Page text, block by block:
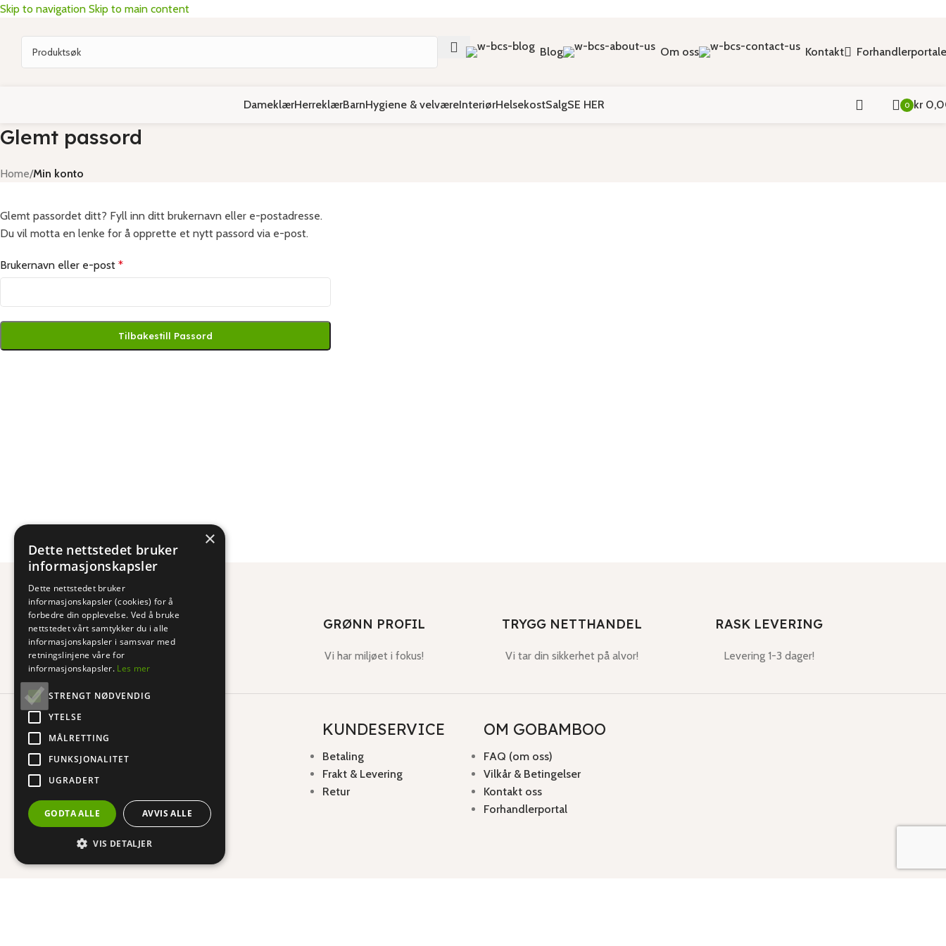
Skip to navigation Skip to main content
Blog Om oss Kontakt
DameklærHerreklærBarnHygiene & velværeInteriørHelsekostSalgSE HER 0 kr
Glemt passord
Home/Min konto
Glemt passordet ditt? Fyll inn ditt brukernavn eller e-postadresse.
Du vil motta en lenke for å opprette et nytt passord via e-post.
Brukernavn eller e-post *
Tilbakestill Passord
FRI FRAKT GRØNN PROFIL
Vi har miljøet i fokus!
TRYGG NETTHANDEL
Vi tar din sikkerhet på alvor!
RASK LEVERING
Levering 1-3 dager!
KUNDESERVICE
Betaling
Frakt & Levering
Retur
OM GOBAMBOO
FAQ (om oss)
Vilkår & Betingelser
Kontakt oss
Forhandlerportal
×
Dette nettstedet bruker
informasjonskapsler
Dette nettstedet bruker
informasjonskapsler (cookies) for å
forbedre din opplevelse. Ved å bruke
nettstedet vårt samtykker du i alle
informasjonskapsler i samsvar med
retningslinjene våre for
informasjonskapsler. Les mer
STRENGT NØDVENDIG
YTELSE
MÅLRETTING
FUNKSJONALITET
UGRADERT
GODTA ALLE AVVIS ALLE
VIS DETALJER